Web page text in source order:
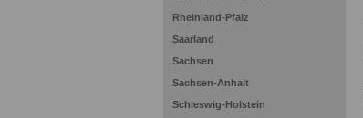
Rheinland-Pfalz
Saarland
Sachsen
Sachsen-Anhalt
Schleswig-Holstein